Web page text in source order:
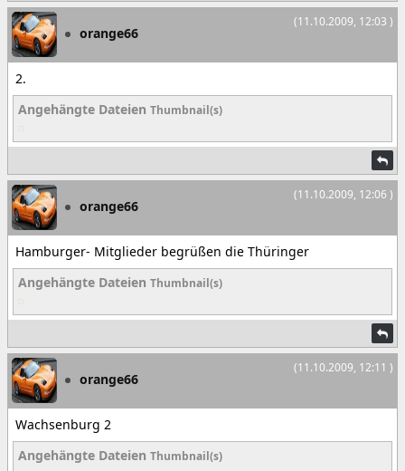
(11.10.2009, 12:03 )
orange66
2.
Angehängte Dateien Thumbnail(s)
(11.10.2009, 12:06 )
orange66
Hamburger- Mitglieder begrüßen die Thüringer
Angehängte Dateien Thumbnail(s)
(11.10.2009, 12:11 )
orange66
Wachsenburg 2
Angehängte Dateien Thumbnail(s)